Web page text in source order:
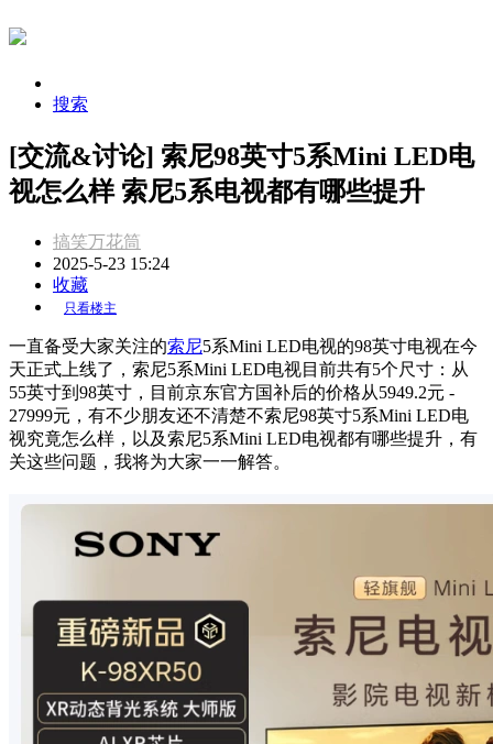
搜索
[交流&讨论] 索尼98英寸5系Mini LED电
视怎么样 索尼5系电视都有哪些提升
搞笑万花筒
2025-5-23 15:24
收藏
只看楼主
一直备受大家关注的索尼5系Mini LED电视的98英寸电视在今
天正式上线了，索尼5系Mini LED电视目前共有5个尺寸：从
55英寸到98英寸，目前京东官方国补后的价格从5949.2元 -
27999元，有不少朋友还不清楚不索尼98英寸5系Mini LED电
视究竟怎么样，以及索尼5系Mini LED电视都有哪些提升，有
关这些问题，我将为大家一一解答。